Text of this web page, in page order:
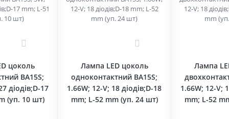
цоколь
BA15S;
діодів;D-17
(уп. 10 шт)
Лампа LED цоколь
одноконтактний BA15S;
1.66W; 12-V; 18 діодів;D-18
mm; L-52 mm (уп. 24 шт)
Лампа
1.66W; 12-V;
mm; L-52